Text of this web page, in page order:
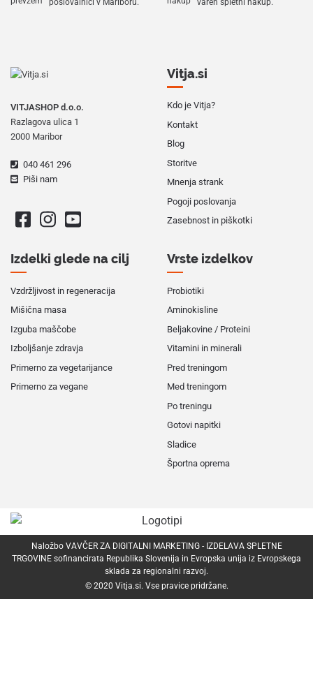
poslovalnici v Mariboru.
varen spletni nakup.
VITJASHOP d.o.o.
Razlagova ulica 1
2000 Maribor
040 461 296
Piši nam
Vitja.si
Kdo je Vitja?
Kontakt
Blog
Storitve
Mnenja strank
Pogoji poslovanja
Zasebnost in piškotki
Izdelki glede na cilj
Vzdržljivost in regeneracija
Mišična masa
Izguba maščobe
Izboljšanje zdravja
Primerno za vegetarijance
Primerno za vegane
Vrste izdelkov
Probiotiki
Aminokisline
Beljakovine / Proteini
Vitamini in minerali
Pred treningom
Med treningom
Po treningu
Gotovi napitki
Sladice
Športna oprema
Naložbo VAVČER ZA DIGITALNI MARKETING - IZDELAVA SPLETNE
TRGOVINE sofinancirata Republika Slovenija in Evropska unija iz Evropskega
sklada za regionalni razvoj.
© 2020 Vitja.si. Vse pravice pridržane.